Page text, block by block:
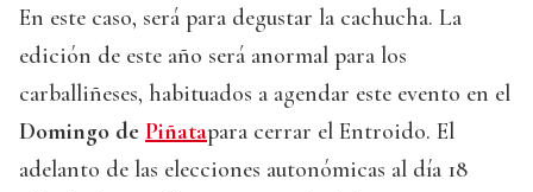
En este caso, será para degustar la cachucha. La
edición de este año será anormal para los
carballiñeses, habituados a agendar este evento en el
Domingo de Piñatapara cerrar el Entroido. El
adelanto de las elecciones autonómicas al día 18